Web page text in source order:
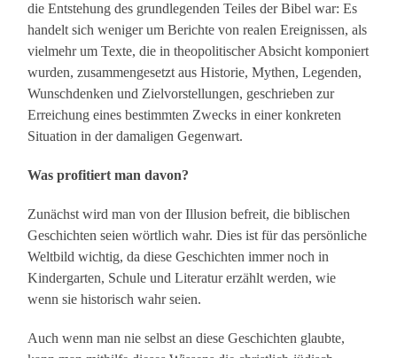
die Entstehung des grundlegenden Teiles der Bibel war: Es
handelt sich weniger um Berichte von realen Ereignissen, als
vielmehr um Texte, die in theopolitischer Absicht komponiert
wurden, zusammengesetzt aus Historie, Mythen, Legenden,
Wunschdenken und Zielvorstellungen, geschrieben zur
Erreichung eines bestimmten Zwecks in einer konkreten
Situation in der damaligen Gegenwart.
Was profitiert man davon?
Zunächst wird man von der Illusion befreit, die biblischen
Geschichten seien wörtlich wahr. Dies ist für das persönliche
Weltbild wichtig, da diese Geschichten immer noch in
Kindergarten, Schule und Literatur erzählt werden, wie
wenn sie historisch wahr seien.
Auch wenn man nie selbst an diese Geschichten glaubte,